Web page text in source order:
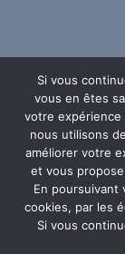
Si vous
vous en êtes
votre expérience
nous utilisons
améliorer votre
et vous
En poursuivant
cookies, par les
Si vous